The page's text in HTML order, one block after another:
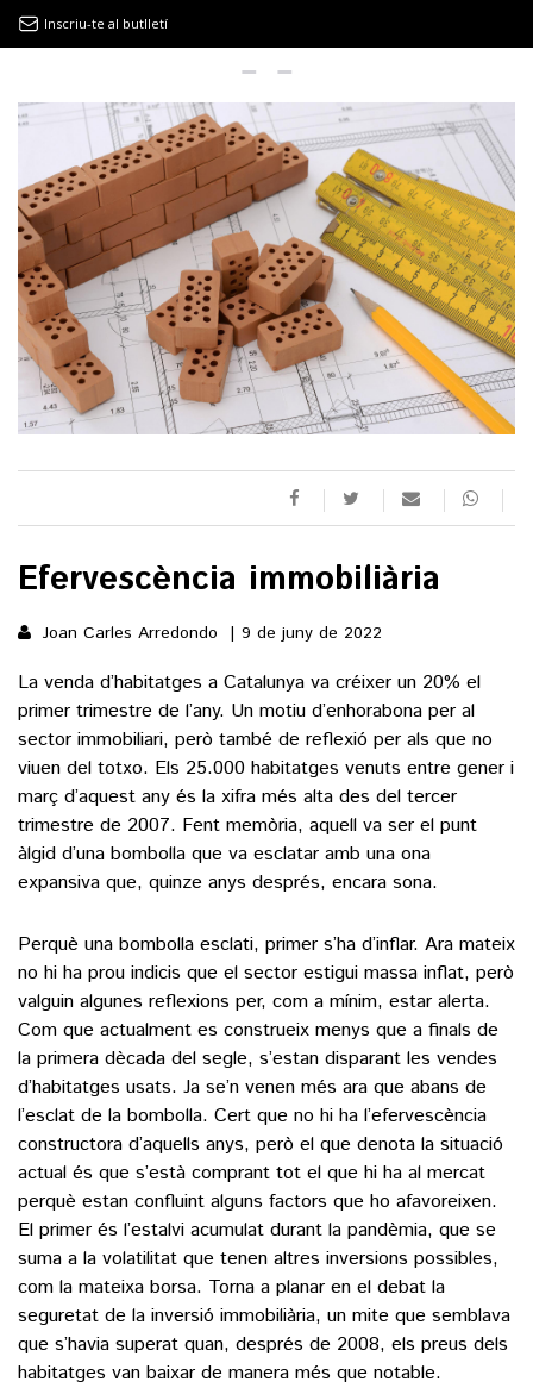
9MAGAZÍN
EL CLÀSSIC | ALBERT PLA
“LA VIDA ÉS COM LA MAR: SEMPRE BUSCA L’EQUILIBRI”
NOVETATS DISCOGRÀFIQUES
EL CLÀSSIC | ELS 3 TAMBORS
TEMÀTIQUES
()
POLÍTICA
SOCIETAT
ECONOMIA
VEURE TOTES
ESPORTS
FUTBOL
HOQUEI PATINS
CULTURA
ARTS ESCÈNIQUES
CULTURA POPULAR
LLIBRES
CALAIX
VEURE TOTES
SUPLEMENTS
9MAGAZÍN
AGENDA
BLOGOSFERA
Inscriu-te al butlletí
Efervescència immobiliària
Joan Carles Arredondo 9 de juny de 2022
La venda d’habitatges a Catalunya va créixer un 20% el
primer trimestre de l’any. Un motiu d’enhorabona per al
sector immobiliari, però també de reflexió per als que no
viuen del totxo. Els 25.000 habitatges venuts entre gener i
març d’aquest any és la xifra més alta des del tercer
trimestre de 2007. Fent memòria, aquell va ser el punt
àlgid d’una bombolla que va esclatar amb una ona
expansiva que, quinze anys després, encara sona.
Perquè una bombolla esclati, primer s’ha d’inflar. Ara mateix
no hi ha prou indicis que el sector estigui massa inflat, però
valguin algunes reflexions per, com a mínim, estar alerta.
Com que actualment es construeix menys que a finals de
la primera dècada del segle, s’estan disparant les vendes
d’habitatges usats. Ja se’n venen més ara que abans de
l’esclat de la bombolla. Cert que no hi ha l’efervescència
constructora d’aquells anys, però el que denota la situació
actual és que s’està comprant tot el que hi ha al mercat
perquè estan confluint alguns factors que ho afavoreixen.
El primer és l’estalvi acumulat durant la pandèmia, que se
suma a la volatilitat que tenen altres inversions possibles,
com la mateixa borsa. Torna a planar en el debat la
seguretat de la inversió immobiliària, un mite que semblava
que s’havia superat quan, després de 2008, els preus dels
habitatges van baixar de manera més que notable.